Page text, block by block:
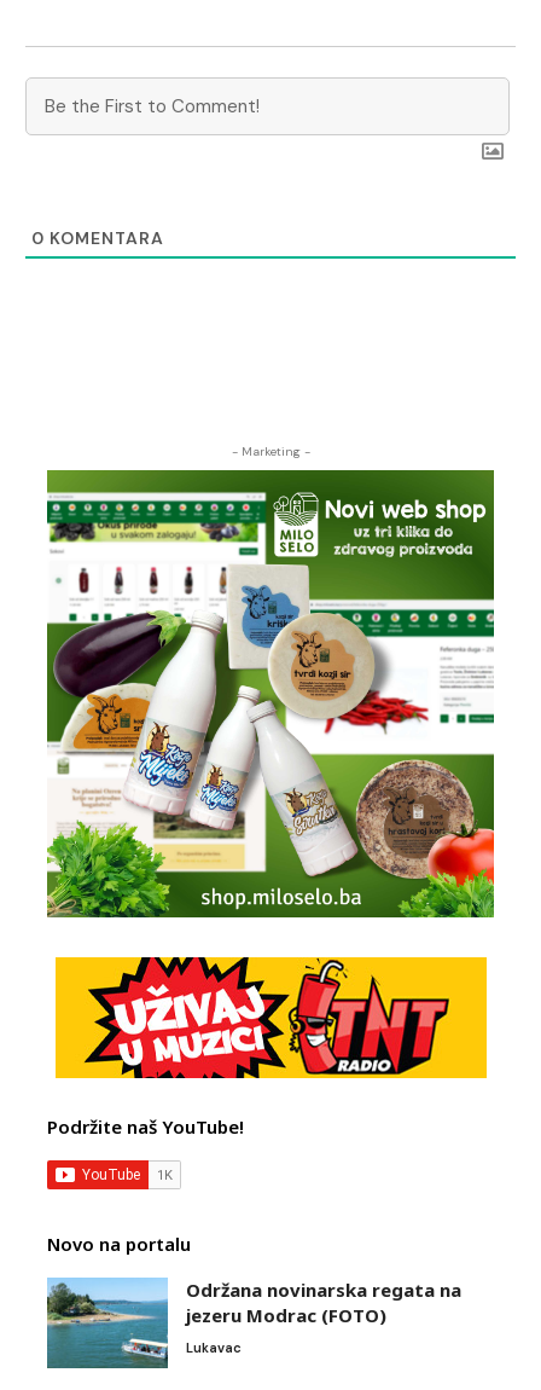
0 KOMENTARA
- Marketing -
Podržite naš YouTube!
Novo na portalu
Održana novinarska regata na
jezeru Modrac (FOTO)
Lukavac